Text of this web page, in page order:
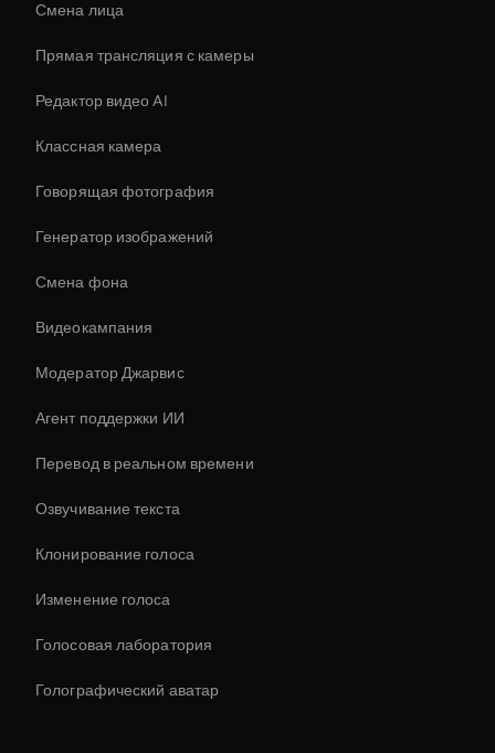
Смена лица
Прямая трансляция с камеры
Редактор видео AI
Классная камера
Говорящая фотография
Генератор изображений
Смена фона
Видеокампания
Модератор Джарвис
Агент поддержки ИИ
Перевод в реальном времени
Озвучивание текста
Клонирование голоса
Изменение голоса
Голосовая лаборатория
Голографический аватар